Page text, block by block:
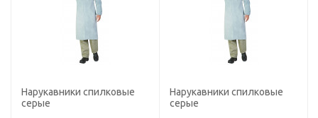
Нарукавники спилковые
серые
Нарукавники спилковые
серые